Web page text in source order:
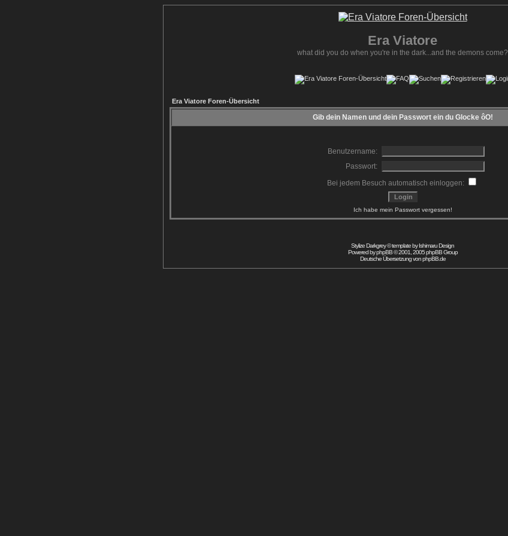
Era Viatore
what did you do when you're in the dark...and the demons come?
Era Viatore Foren-Übersicht
Gib dein Namen und dein Passwort ein du Glocke ôO!
Benutzername:
Passwort:
Bei jedem Besuch automatisch einloggen:
Ich habe mein Passwort vergessen!
Stylize Darkgrey © template byIshimaru Design
Powered byphpBB© 2001, 2005 phpBB Group
Deutsche Übersetzung vonphpBB.de